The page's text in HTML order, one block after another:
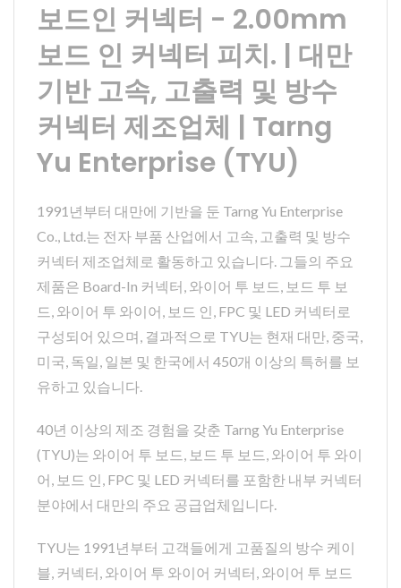
보드인 커넥터 - 2.00mm
보드 인 커넥터 피치. | 대만
기반 고속, 고출력 및 방수
커넥터 제조업체 | Tarng
Yu Enterprise (TYU)
1991년부터 대만에 기반을 둔 Tarng Yu Enterprise
Co., Ltd.는 전자 부품 산업에서 고속, 고출력 및 방수
커넥터 제조업체로 활동하고 있습니다. 그들의 주요
제품은 Board-In 커넥터, 와이어 투 보드, 보드 투 보
드, 와이어 투 와이어, 보드 인, FPC 및 LED 커넥터로
구성되어 있으며, 결과적으로 TYU는 현재 대만, 중국,
미국, 독일, 일본 및 한국에서 450개 이상의 특허를 보
유하고 있습니다.
40년 이상의 제조 경험을 갖춘 Tarng Yu Enterprise
(TYU)는 와이어 투 보드, 보드 투 보드, 와이어 투 와이
어, 보드 인, FPC 및 LED 커넥터를 포함한 내부 커넥터
분야에서 대만의 주요 공급업체입니다.
TYU는 1991년부터 고객들에게 고품질의 방수 케이
블, 커넥터, 와이어 투 와이어 커넥터, 와이어 투 보드